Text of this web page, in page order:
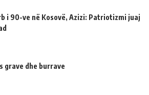
i 90-ve në Kosovë, Azizi: Patriotizmi juaj
grave dhe burrave